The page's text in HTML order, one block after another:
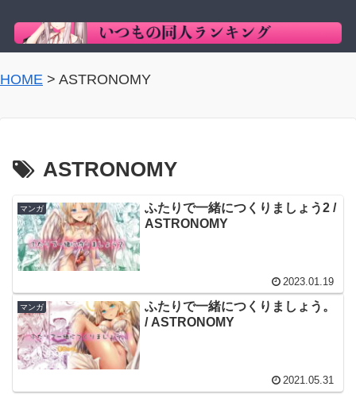
HOME > ASTRONOMY
ASTRONOMY
マンガ
ふたりで一緒につくりましょう2 /
ASTRONOMY
2023.01.19
マンガ
ふたりで一緒につくりましょう。
/ ASTRONOMY
2021.05.31